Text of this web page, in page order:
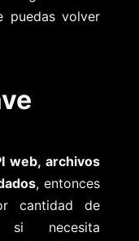
puedas volver
web, archivos
, entonces
cantidad de
si necesita